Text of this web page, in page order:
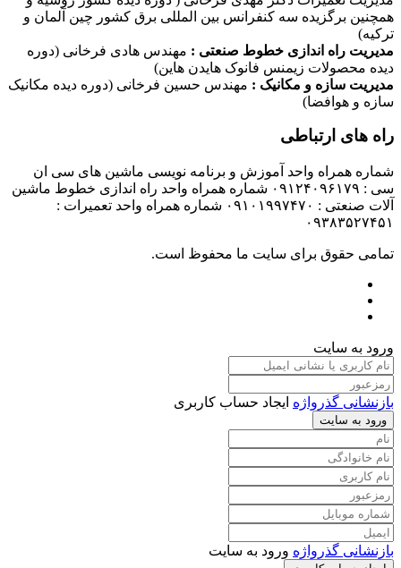
همچنین برگزیده سه کنفرانس بین المللی برق کشور چین آلمان و
ترکیه)
مدیریت راه اندازی خطوط صنعتی : مهندس هادی فرخانی (دوره
دیده محصولات زیمنس فانوک هایدن هاین)
مدیریت سازه و مکانیک : مهندس حسین فرخانی (دوره دیده مکانیک
سازه و هوافضا)
راه های ارتباطی
شماره همراه واحد آموزش و برنامه نویسی ماشین های سی ان
سی : ۰۹۱۲۴۰۹۶۱۷۹ شماره همراه واحد راه اندازی خطوط ماشین
آلات صنعتی : ۰۹۱۰۱۹۹۷۴۷۰ شماره همراه واحد تعمیرات :
۰۹۳۸۳۵۲۷۴۵۱
تمامی حقوق برای سایت ما محفوظ است.
ورود به سایت
بازنشانی گذرواژه ایجاد حساب کاربری
ورود به سایت
بازنشانی گذرواژه ورود به سایت